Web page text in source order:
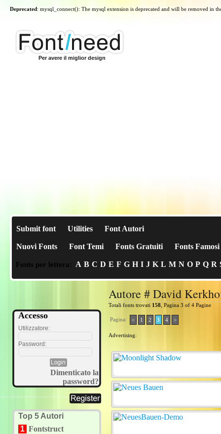
Deprecated: mysql_connect(): The mysql extension is deprecated and will be removed in
Per avere il miglior design
Submit font Utilities Font Autori
Nuovi Fonts Font Temi Fonts Gratuiti Fonts Famosi
Fonts per lettera: A B C D E F G H I J K L M N O P Q R
Accesso
Utilizzatore:
Password:
Dimenticato la
password?
Top 5 Autori
1 Fontstruct
Autore # David
Totali fonts trovati 158 , Pagina 3 of 4 Pagine
Pagina: < 1 2 3 4 >
Advertising: